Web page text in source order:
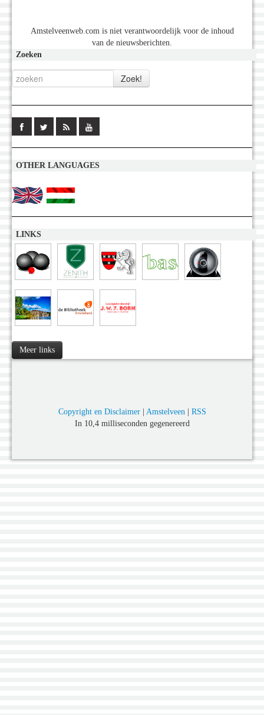
Amstelveenweb.com is niet verantwoordelijk voor de inhoud
van de nieuwsberichten.
Zoeken
OTHER LANGUAGES
LINKS
Meer links
Copyright en Disclaimer| Amstelveen| RSS
In 10,4 milliseconden gegenereerd